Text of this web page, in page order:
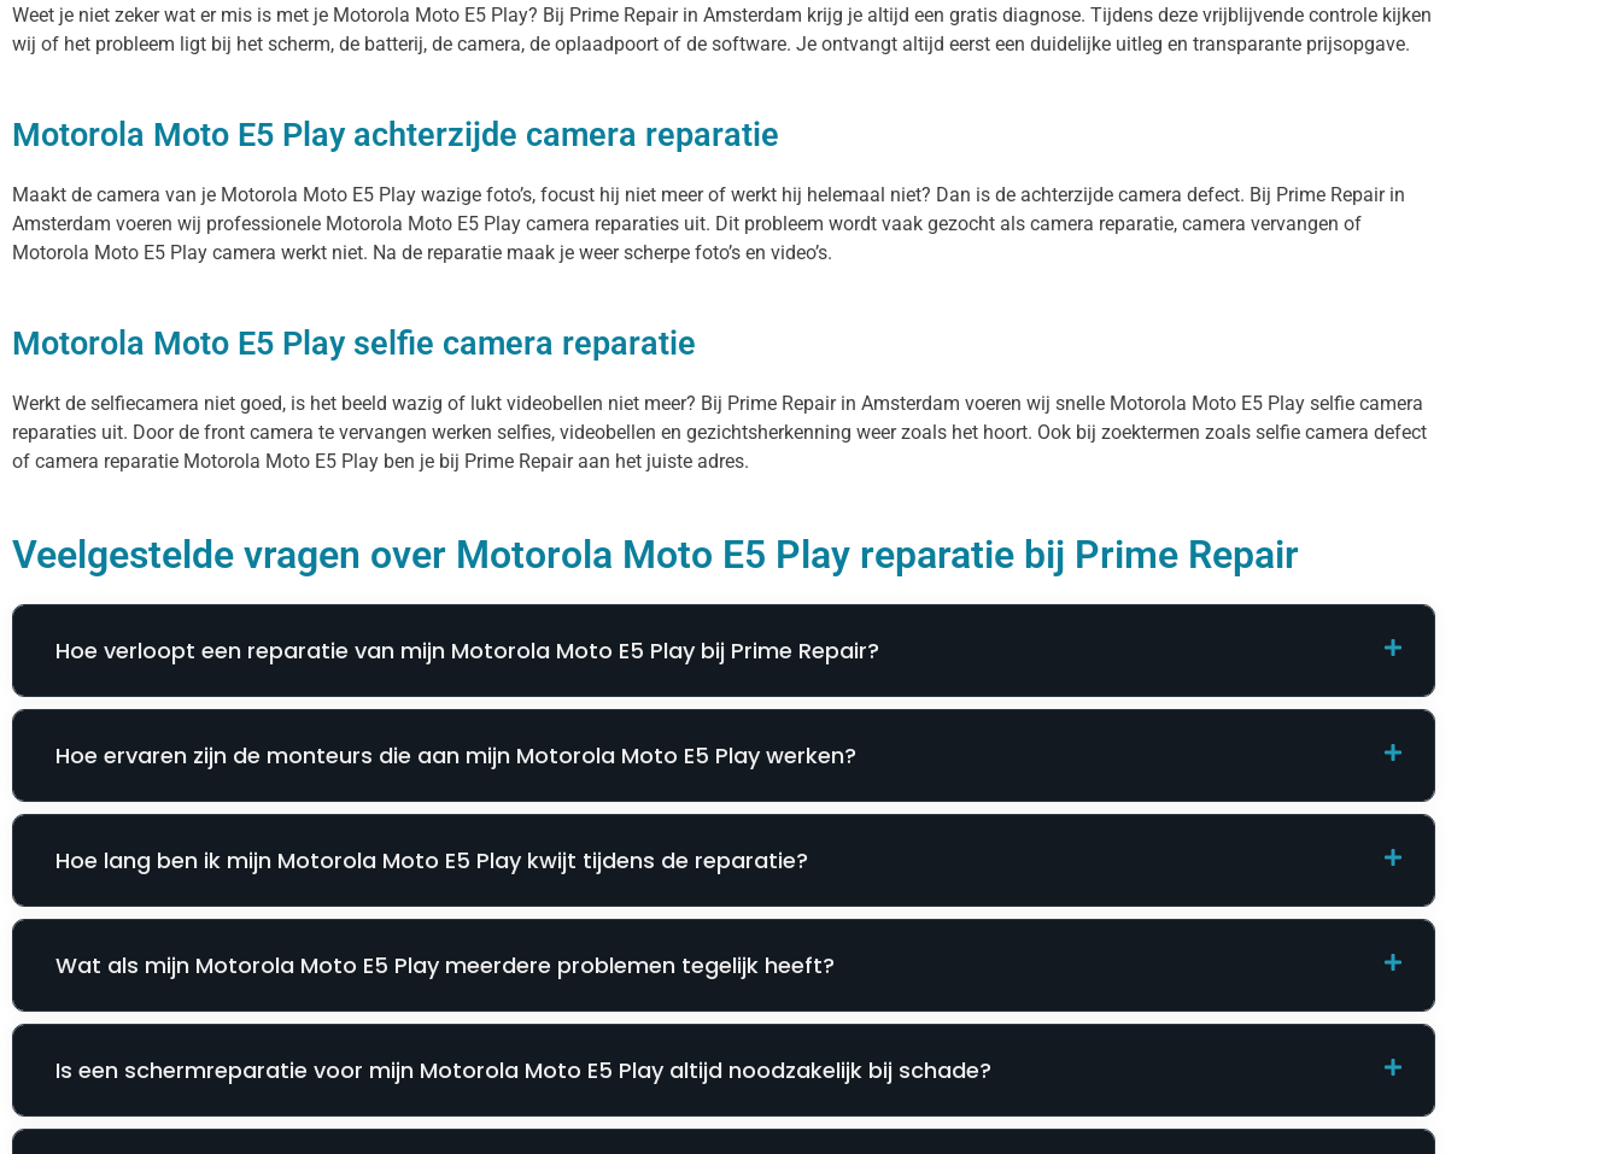
Weet je niet zeker wat er mis is met je Motorola Moto E5 Play? Bij Prime Repair in Amsterdam krijg je altijd een gratis diagnose. Tijdens deze vrijblijvende controle kijken
wij of het probleem ligt bij het scherm, de batterij, de camera, de oplaadpoort of de software. Je ontvangt altijd eerst een duidelijke uitleg en transparante prijsopgave.
Motorola Moto E5 Play achterzijde camera reparatie
Maakt de camera van je Motorola Moto E5 Play wazige foto’s, focust hij niet meer of werkt hij helemaal niet? Dan is de achterzijde camera defect. Bij Prime Repair in
Amsterdam voeren wij professionele Motorola Moto E5 Play camera reparaties uit. Dit probleem wordt vaak gezocht als camera reparatie, camera vervangen of
Motorola Moto E5 Play camera werkt niet. Na de reparatie maak je weer scherpe foto’s en video’s.
Motorola Moto E5 Play selfie camera reparatie
Werkt de selfiecamera niet goed, is het beeld wazig of lukt videobellen niet meer? Bij Prime Repair in Amsterdam voeren wij snelle Motorola Moto E5 Play selfie camera
reparaties uit. Door de front camera te vervangen werken selfies, videobellen en gezichtsherkenning weer zoals het hoort. Ook bij zoektermen zoals selfie camera defect
of camera reparatie Motorola Moto E5 Play ben je bij Prime Repair aan het juiste adres.
Veelgestelde vragen over Motorola Moto E5 Play reparatie bij Prime Repair
Hoe verloopt een reparatie van mijn Motorola Moto E5 Play bij Prime Repair?
Hoe ervaren zijn de monteurs die aan mijn Motorola Moto E5 Play werken?
Hoe lang ben ik mijn Motorola Moto E5 Play kwijt tijdens de reparatie?
Wat als mijn Motorola Moto E5 Play meerdere problemen tegelijk heeft?
Is een schermreparatie voor mijn Motorola Moto E5 Play altijd noodzakelijk bij schade?